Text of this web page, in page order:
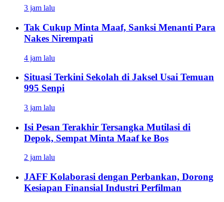
3 jam lalu
Tak Cukup Minta Maaf, Sanksi Menanti Para
Nakes Nirempati
4 jam lalu
Situasi Terkini Sekolah di Jaksel Usai Temuan
995 Senpi
3 jam lalu
Isi Pesan Terakhir Tersangka Mutilasi di
Depok, Sempat Minta Maaf ke Bos
2 jam lalu
JAFF Kolaborasi dengan Perbankan, Dorong
Kesiapan Finansial Industri Perfilman